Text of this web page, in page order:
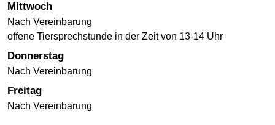
Mittwoch
Nach Vereinbarung
offene Tiersprechstunde in der Zeit von 13-14 Uhr
Donnerstag
Nach Vereinbarung
Freitag
Nach Vereinbarung